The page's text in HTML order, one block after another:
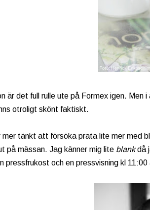
är det full rulle ute på Formex igen.
otroligt skönt faktiskt.
mer tänkt att försöka prata lite mer med
på mässan. Jag känner mig lite blankdå
pressfrukost och en pressvisning kl